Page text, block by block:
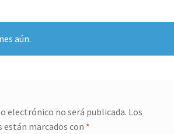
aún.
electrónico no será publicada. Los
marcados con *